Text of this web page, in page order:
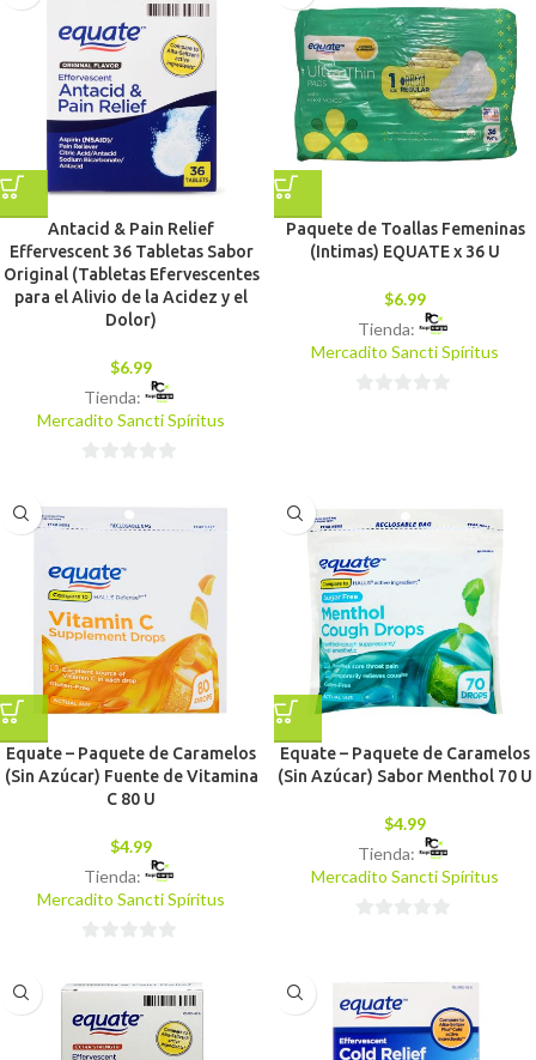
Antacid & Pain Relief
Effervescent 36 Tabletas Sabor
Original (Tabletas Efervescentes
para el Alivio de la Acidez y el
Dolor)
$6.99
Tienda:
Mercadito Sancti Spíritus
5
Paquete de Toallas Femeninas
(Intimas) EQUATE x 36 U
$6.99
Tienda:
Mercadito Sancti Spíritus
Equate – Paquete de Caramelos
(Sin Azúcar) Fuente de Vitamina
C 80 U
$4.99
Tienda:
Mercadito Sancti Spíritus
de
5
Equate – Paquete de Caramelos
(Sin Azúcar) Sabor Menthol 70 U
$4.99
Tienda:
Mercadito Sancti Spíritus